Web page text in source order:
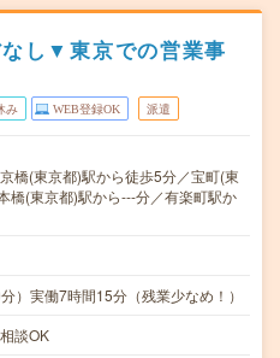
なし▼東京での営業事
み WEB登録OK 派遣
橋(東京都)駅から徒歩5分／宝町(東
橋(東京都)駅から---分／有楽町駅か
）実働7時間15分（残業少なめ！）
談OK